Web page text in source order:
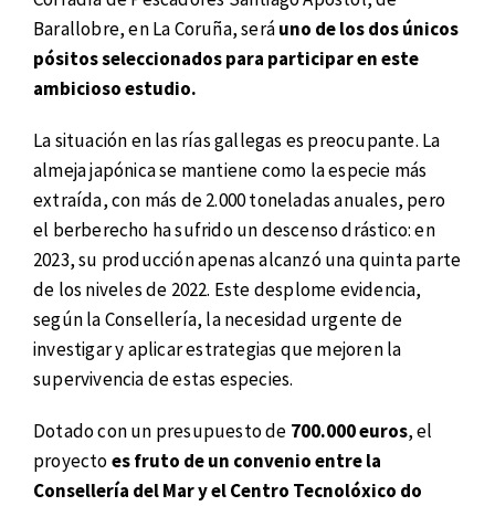
Barallobre, en La Coruña, seráuno de los dos únicos
pósitos seleccionados para participar en este
ambicioso estudio.
La situación en las rías gallegas es preocupante. La
almeja japónica se mantiene como la especie más
extraída, con más de 2.000 toneladas anuales, pero
el berberecho ha sufrido un descenso drástico: en
2023, su producción apenas alcanzó una quinta parte
de los niveles de 2022. Este desplome evidencia,
según la Consellería, la necesidad urgente de
investigar y aplicar estrategias que mejoren la
supervivencia de estas especies.
Dotado con un presupuesto de 700.000 euros, el
proyectoes fruto de un convenio entre la
Consellería del Mar y el Centro Tecnolóxico do